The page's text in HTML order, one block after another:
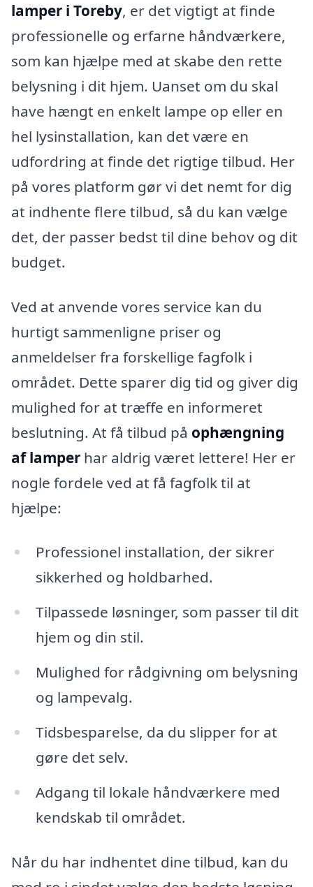
lamper i Toreby, er det vigtigt at finde
professionelle og erfarne håndværkere,
som kan hjælpe med at skabe den rette
belysning i dit hjem. Uanset om du skal
have hængt en enkelt lampe op eller en
hel lysinstallation, kan det være en
udfordring at finde det rigtige tilbud. Her
på vores platform gør vi det nemt for dig
at indhente flere tilbud, så du kan vælge
det, der passer bedst til dine behov og dit
budget.
Ved at anvende vores service kan du
hurtigt sammenligne priser og
anmeldelser fra forskellige fagfolk i
området. Dette sparer dig tid og giver dig
mulighed for at træffe en informeret
beslutning. At få tilbud på ophængning
af lamper har aldrig været lettere! Her er
nogle fordele ved at få fagfolk til at
hjælpe:
Professionel installation, der sikrer
sikkerhed og holdbarhed.
Tilpassede løsninger, som passer til dit
hjem og din stil.
Mulighed for rådgivning om belysning
og lampevalg.
Tidsbesparelse, da du slipper for at
gøre det selv.
Adgang til lokale håndværkere med
kendskab til området.
Når du har indhentet dine tilbud, kan du